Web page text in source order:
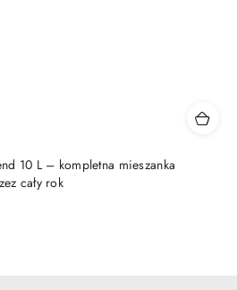
10 L – kompletna mieszanka
cały rok